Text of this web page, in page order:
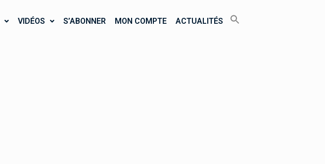
VIDÉOS S’ABONNER MON COMPTE ACTUALITÉS